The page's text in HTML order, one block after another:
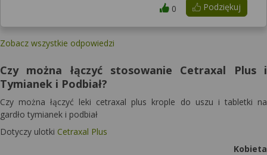
Podziękuj
0
Zobacz wszystkie odpowiedzi
Czy można łączyć stosowanie Cetraxal Plus i
Tymianek i Podbiał?
Czy można łączyć leki cetraxal plus krople do uszu i tabletki na
gardło tymianek i podbiał
Dotyczy ulotki Cetraxal Plus
Kobieta